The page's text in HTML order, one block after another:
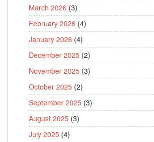
March 2026 (3)
February 2026 (4)
January 2026 (4)
December 2025 (2)
November 2025 (3)
October 2025 (2)
September 2025 (3)
August 2025 (3)
July 2025 (4)